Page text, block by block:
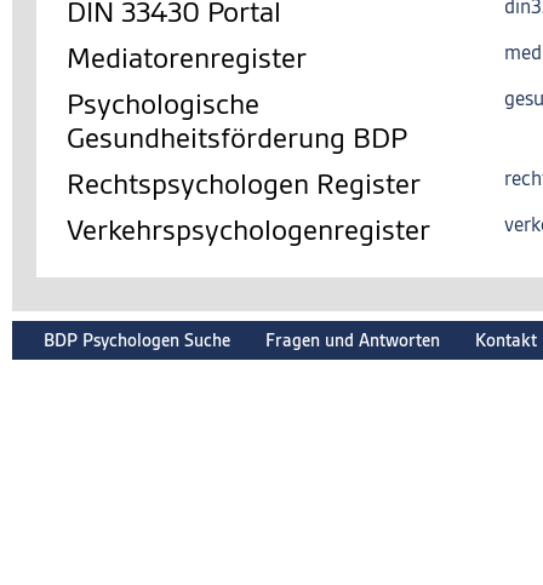
DIN 33430 Portal
Mediatorenregister
Psychologische
Gesundheitsförderung BDP
Rechtspsychologen Register
Verkehrspsychologenregister
BDP Psychologen Suche Fragen und Antworten Kontakt